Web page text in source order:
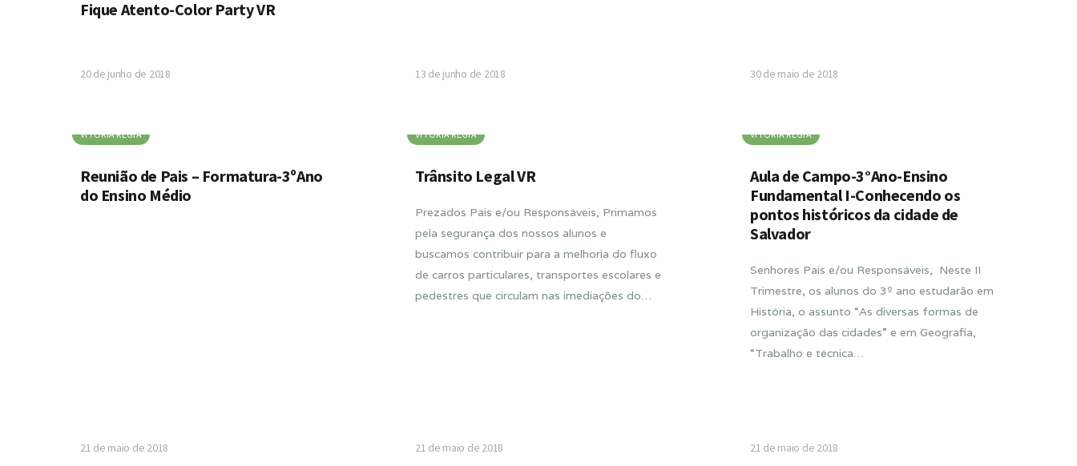
Fique Atento-Color Party VR
20 de junho de 2018 13 de junho de 2018 30 de maio de 2018
VITORIA RÉGIA
Reunião de Pais – Formatura-3ºAno
do Ensino Médio
21 de maio de 2018
VITORIA RÉGIA
Trânsito Legal VR
Prezados Pais e/ou Responsáveis, Primamos
pela segurança dos nossos alunos e
buscamos contribuir para a melhoria do fluxo
de carros particulares, transportes escolares e
pedestres que circulam nas imediações do…
21 de maio de 2018
VITORIA RÉGIA
Aula de Campo-3°Ano-Ensino
Fundamental I-Conhecendo os
pontos históricos da cidade de
Salvador
Senhores Pais e/ou Responsáveis, Neste II
Trimestre, os alunos do 3º ano estudarão em
História, o assunto “As diversas formas de
organização das cidades” e em Geografia,
“Trabalho e técnica…
21 de maio de 2018